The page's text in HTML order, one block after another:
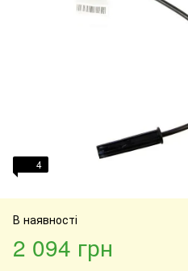
4
В наявності
2 094 грн